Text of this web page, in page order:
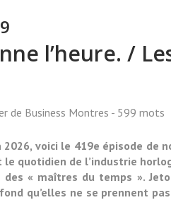
l’heure. /
de Business Montres - 599 mots
2026, voici le 419e épisode de
quotidien de l’industrie
des « maîtres du temps ».
qu’elles ne se prennent